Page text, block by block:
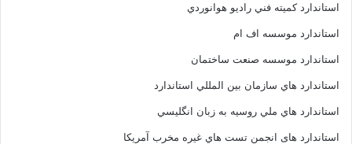
استاندارد کميته فني راديو هوانوردي
استاندارد موسسه اف ام
استاندارد موسسه صنعت ساختمان
استاندارد هاي سازمان بين المللي استاندارد
استاندارد هاي ملي روسيه به زبان انگليسي
استاندارد های انجمن تست هاي غيره مخرب آمريکا